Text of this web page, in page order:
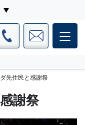
先住民と感謝祭
謝祭